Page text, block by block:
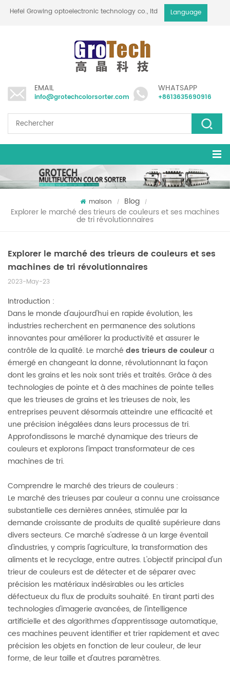
Hefei Growing optoelectronic technology co., ltd Language
EMAIL
info@grotechcolorsorter.com
WHATSAPP
+8613635690916
maison / Blog /
Explorer le marché des trieurs de couleurs et ses machines
de tri révolutionnaires
Explorer le marché des trieurs de couleurs et ses
machines de tri révolutionnaires
2023-May-23
Introduction :
Dans le monde d'aujourd'hui en rapide évolution, les
industries recherchent en permanence des solutions
innovantes pour améliorer la productivité et assurer le
contrôle de la qualité. Le marché des trieurs de couleura
émergé en changeant la donne, révolutionnant la façon
dont les grains et les noix sont triés et traités. Grâce à des
technologies de pointe et à des machines de pointe telles
que les trieuses de grains et les trieuses de noix, les
entreprises peuvent désormais atteindre une efficacité et
une précision inégalées dans leurs processus de tri.
Approfondissons le marché dynamique des trieurs de
couleurs et explorons l'impact transformateur de ces
machines de tri.
Comprendre le marché des trieurs de couleurs :
Le marché des trieuses par couleur a connu une croissance
substantielle ces dernières années, stimulée par la
demande croissante de produits de qualité supérieure dans
divers secteurs. Ce marché s'adresse à un large éventail
d'industries, y compris l'agriculture, la transformation des
aliments et le recyclage, entre autres. L'objectif principal d'un
trieur de couleurs est de détecter et de séparer avec
précision les matériaux indésirables ou les articles
défectueux du flux de produits souhaité. En tirant parti des
technologies d'imagerie avancées, de l'intelligence
artificielle et des algorithmes d'apprentissage automatique,
ces machines peuvent identifier et trier rapidement et avec
précision les objets en fonction de leur couleur, de leur
forme, de leur taille et d'autres paramètres.